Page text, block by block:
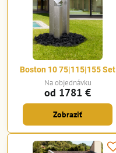
Boston 10 75|115|155 Set
Na objednávku
od 1781 €
Zobraziť